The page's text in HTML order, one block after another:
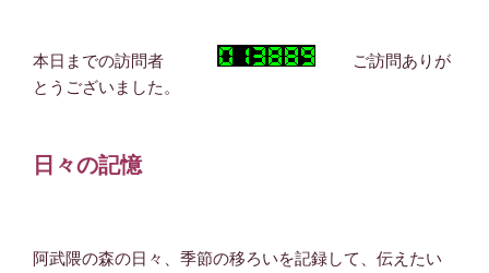
ー
り
ジ
本日までの訪問者
ご訪問ありが
とうございました。
日々の記憶
阿武隈の森の日々、季節の移ろいを記録して、伝えたい